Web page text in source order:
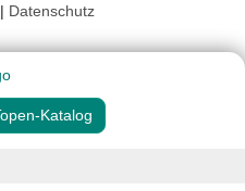
| Datenschutz
Katalog